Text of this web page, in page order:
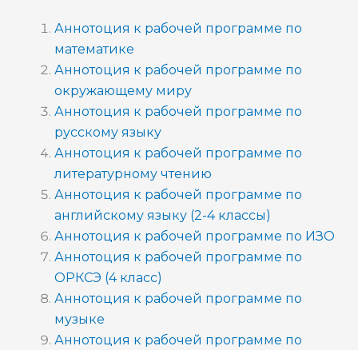
Аннотоция к рабочей программе по
математике
Аннотоция к рабочей программе по
окружающему миру
Аннотоция к рабочей программе по
русскому языку
Аннотоция к рабочей программе по
литературному чтению
Аннотоция к рабочей программе по
английскому языку (2-4 классы)
Аннотоция к рабочей программе по ИЗО
Аннотоция к рабочей программе по
ОРКСЭ (4 класс)
Аннотоция к рабочей программе по
музыке
Аннотоция к рабочей программе по